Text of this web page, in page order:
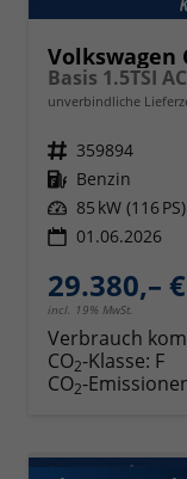
Volkswagen
Basis 1.5TSI
unverbindliche
Fahrzeugnr. 359894
Kraftstoff Benzin
Leistung 85 kW (116 PS)
01.06.2026
29.380,– €
incl. 19% MwSt.
Verbrauch
CO2-Klasse: F
CO2-